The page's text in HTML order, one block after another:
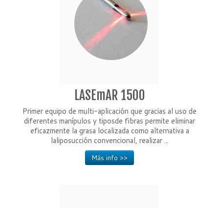
LASEmAR 1500
Primer equipo de multi-aplicación que gracias al uso de
diferentes manípulos y tiposde fibras permite eliminar
eficazmente la grasa localizada como alternativa a
laliposucción convencional, realizar ...
Más info >>